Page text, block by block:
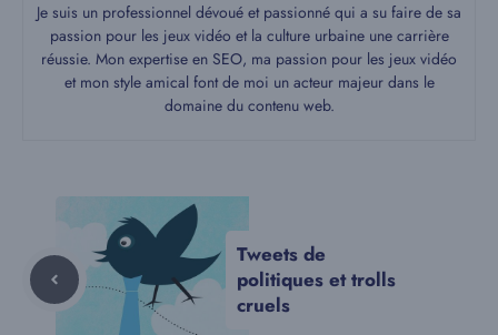
Je suis un professionnel dévoué et passionné qui a su faire de sa
passion pour les jeux vidéo et la culture urbaine une carrière
réussie. Mon expertise en SEO, ma passion pour les jeux vidéo
et mon style amical font de moi un acteur majeur dans le
domaine du contenu web.
Tweets de
politiques et trolls
cruels